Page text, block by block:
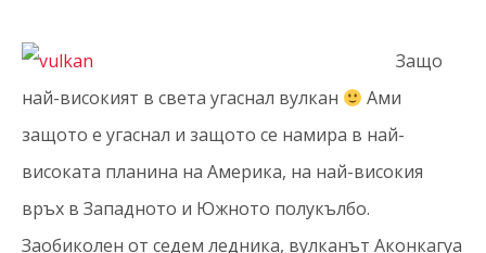
Защо
най-високият в света угаснал вулкан
Ами
защото е угаснал и защото се намира в най-
високата планина на Америка, на най-високия
връх в Западното и Южното полукълбо.
Заобиколен от седем ледника, вулканът Аконкагуа